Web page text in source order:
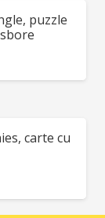
puzzle
carte cu